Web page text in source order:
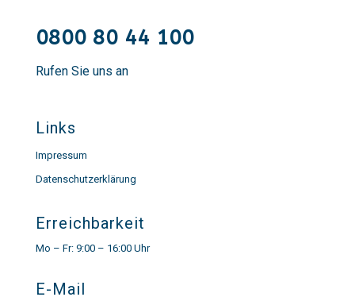
0800 80 44 100
Rufen Sie uns an
Links
Impressum
Datenschutzerklärung
Erreichbarkeit
Mo – Fr: 9:00 – 16:00 Uhr
E-Mail